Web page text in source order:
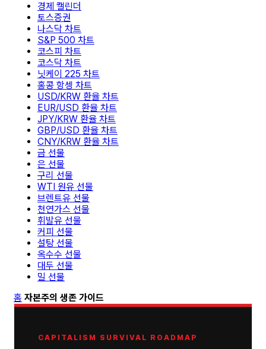
경제 캘린더
토스증권
나스닥 차트
S&P 500 차트
코스피 차트
코스닥 차트
닛케이 225 차트
홍콩 항셍 차트
USD/KRW 환율 차트
EUR/USD 환율 차트
JPY/KRW 환율 차트
GBP/USD 환율 차트
CNY/KRW 환율 차트
금 선물
은 선물
구리 선물
WTI 원유 선물
브렌트유 선물
천연가스 선물
휘발유 선물
커피 선물
설탕 선물
옥수수 선물
대두 선물
밀 선물
홈 자본주의 생존 가이드
CAPITALISM SURVIVAL ROADMAP